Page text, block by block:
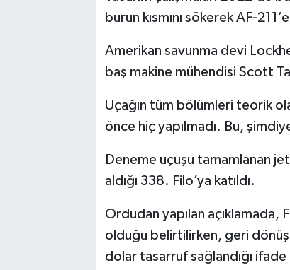
burun kısmını sökerek AF-
Amerikan savunma devi
baş makine mühendisi Scott
Uçağın tüm bölümleri teorik
önce hiç yapılmadı. Bu,
Deneme uçuşu tamamlanan
aldığı 338. Filo’ya katıldı.
Ordudan yapılan
olduğu belirtilirken, geri
dolar tasarruf sağlandığı